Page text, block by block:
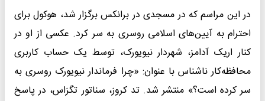
در این مراسم که در مسجدی در برانکس برگزار شد، هوکول برای
احترام به آیین‌های اسلامی روسری به سر کرد. عکسی از او در
کنار اریک آدامز، شهردار نیویورک، توسط یک حساب کاربری
محافظه‌کار ناشناس با عنوان: «چرا فرماندار نیویورک روسری به
سر کرده است؟» منتشر شد. تد کروز، سناتور تگزاس، در پاسخ